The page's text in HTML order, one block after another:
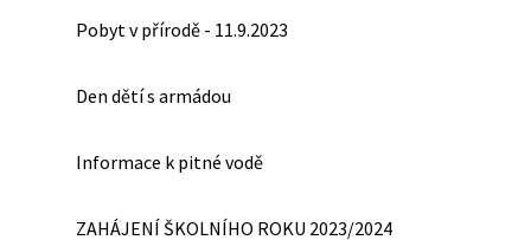
Pobyt v přírodě - 11.9.2023
Den dětí s armádou
Informace k pitné vodě
ZAHÁJENÍ ŠKOLNÍHO ROKU 2023/2024